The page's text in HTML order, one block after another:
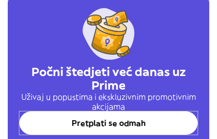
Počni štedjeti već danas uz
Prime
Uživaj u popustima i ekskluzivnim promotivnim
akcijama
Pretplati se odmah